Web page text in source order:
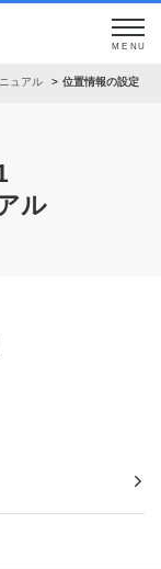
MENU
ュアル 位置情報の設定
ル